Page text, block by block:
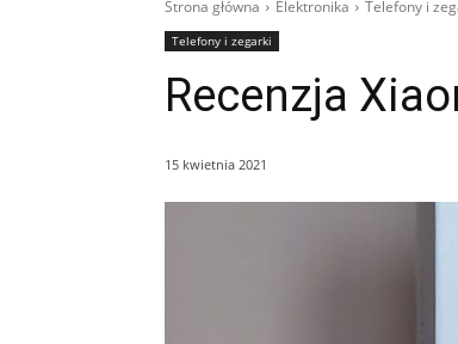
Strona główna Elektronika Telefony i
Telefony i zegarki
Recenzja
15 kwietnia 2021